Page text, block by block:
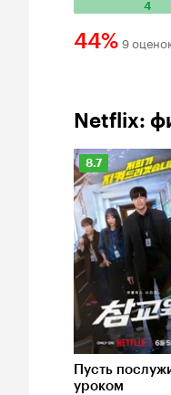
4
Количество
положительных
оценок:
оценок:
44%
44%
9
Netflix:
Рейтинг
Кинопоиска
8.7
8.7
Пусть
уроком